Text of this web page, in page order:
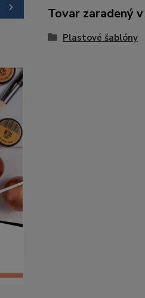
Tovar zaradený
Plastové šablóny